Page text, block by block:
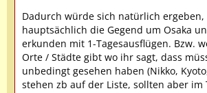
Dadurch würde sich natürlich ergeben,
hauptsächlich die Gegend um Osaka
erkunden mit 1-Tagesausflügen. Bzw.
Orte / Städte gibt wo ihr sagt, dass
unbedingt gesehen haben (Nikko,
stehen zb auf der Liste, sollten aber im